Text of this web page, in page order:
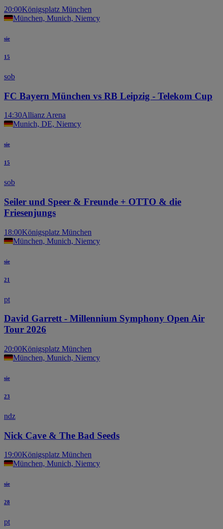
20:00Königsplatz München
München, Munich, Niemcy
sie
15
sob
FC Bayern München vs RB Leipzig - Telekom Cup
14:30Allianz Arena
Munich, DE, Niemcy
sie
15
sob
Seiler und Speer & Freunde + OTTO & die
Friesenjungs
18:00Königsplatz München
München, Munich, Niemcy
sie
21
pt
David Garrett - Millennium Symphony Open Air
Tour 2026
20:00Königsplatz München
München, Munich, Niemcy
sie
23
ndz
Nick Cave & The Bad Seeds
19:00Königsplatz München
München, Munich, Niemcy
sie
28
pt